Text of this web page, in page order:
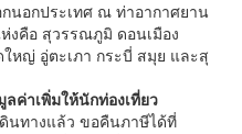
นอกประเทศ ณ ท่าอากาศยาน
คือ สุวรรณภูมิ ดอนเมือง
ใหญ่ อู่ตะเภา กระบี่ สมุย และสุ
าเพิ่มให้นักท่องเที่ยว
นทางแล้ว ขอคืนภาษีได้ที่